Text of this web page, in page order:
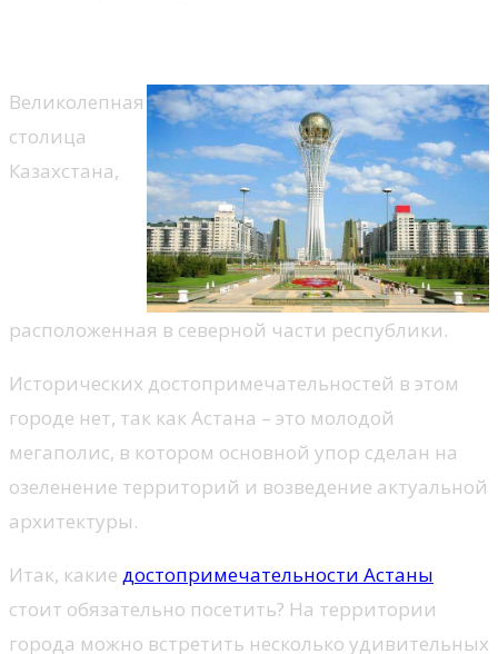
Великолепная
столица
Казахстана,
расположенная в северной части республики.
Исторических достопримечательностей в этом
городе нет, так как Астана – это молодой
мегаполис, в котором основной упор сделан на
озеленение территорий и возведение актуальной
архитектуры.
Итак, какие достопримечательности Астаны
стоит обязательно посетить? На территории
города можно встретить несколько удивительных